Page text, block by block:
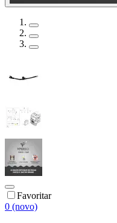
Favoritar
0 (novo)